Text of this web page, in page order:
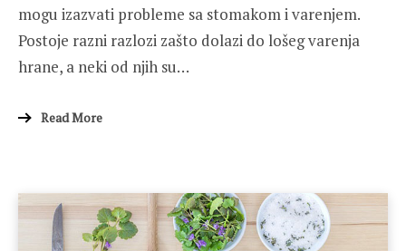
mogu izazvati probleme sa stomakom i varenjem.
Postoje razni razlozi zašto dolazi do lošeg varenja
hrane, a neki od njih su…
Read More